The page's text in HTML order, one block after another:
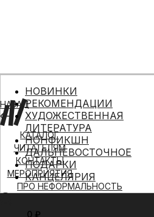
КАТАЛОГ
ЧИТАТЕЛЯМ
КОНТАКТЫ
МЕРОПРИЯТИЯ
ПРО НЕФОРМАЛЬНОСТЬ
0 ₽
НАЗАД
НОВИНКИ
РЕКОМЕНДАЦИИ
ХУДОЖЕСТВЕННАЯ
ЛИТЕРАТУРА
НОНФИКШН
ДАЛЬНЕВОСТОЧНОЕ
ПОДАРКИ
КАНЦЕЛЯРИЯ